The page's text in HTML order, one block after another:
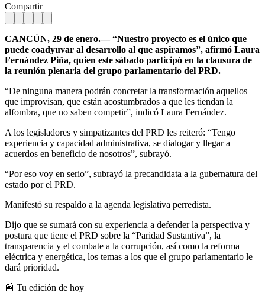
Compartir
CANCÚN, 29 de enero.— “Nuestro proyecto es el único que
puede coadyuvar al desarrollo al que aspiramos”, afirmó Laura
Fernández Piña, quien este sábado participó en la clausura de
la reunión plenaria del grupo parlamentario del PRD.
“De ninguna manera podrán concretar la transformación aquellos
que improvisan, que están acostumbrados a que les tiendan la
alfombra, que no saben competir”, indicó Laura Fernández.
A los legisladores y simpatizantes del PRD les reiteró: “Tengo
experiencia y capacidad administrativa, se dialogar y llegar a
acuerdos en beneficio de nosotros”, subrayó.
“Por eso voy en serio”, subrayó la precandidata a la gubernatura del
estado por el PRD.
Manifestó su respaldo a la agenda legislativa perredista.
Dijo que se sumará con su experiencia a defender la perspectiva y
postura que tiene el PRD sobre la “Paridad Sustantiva”, la
transparencia y el combate a la corrupción, así como la reforma
eléctrica y energética, los temas a los que el grupo parlamentario le
dará prioridad.
📰 Tu edición de hoy